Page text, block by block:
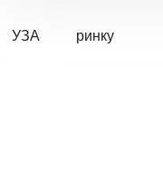
УЗА ринку